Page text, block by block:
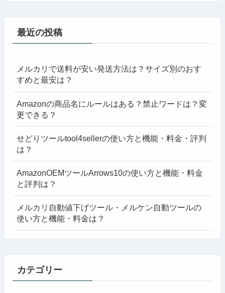
最近の投稿
メルカリで送料が安い発送方法は？サイズ別のおす
すめと最安は？
Amazonの商品名にルールはある？禁止ワードは？変
更できる？
せどりツールtool4sellerの使い方と機能・料金・評判
は？
AmazonOEMツールArrows10の使い方と機能・料金
と評判は？
メルカリ自動値下げツール・メルケン自動ツールの
使い方と機能・料金は？
カテゴリー